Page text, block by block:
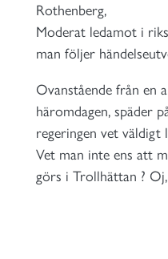
Rothenberg,
Moderat ledamot i
man följer
Ovanstående från en
häromdagen, späder
regeringen vet väldigt
Vet man inte ens att
görs i Trollhättan ?